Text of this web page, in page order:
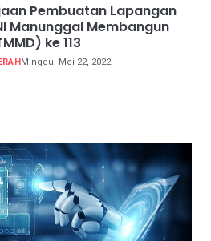
Pembuatan Lapangan
Manunggal Membangun
ke 113
Minggu, Mei 22, 2022